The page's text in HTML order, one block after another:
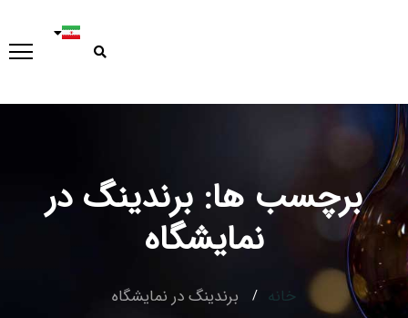
Type and hit enter
برچسب ها: برندینگ در
نمایشگاه
خانه برندینگ در نمایشگاه